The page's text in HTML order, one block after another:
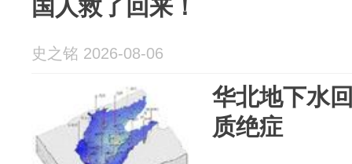
国人救了回来！
史之铭 2026-08-06
华北地下水
质绝症